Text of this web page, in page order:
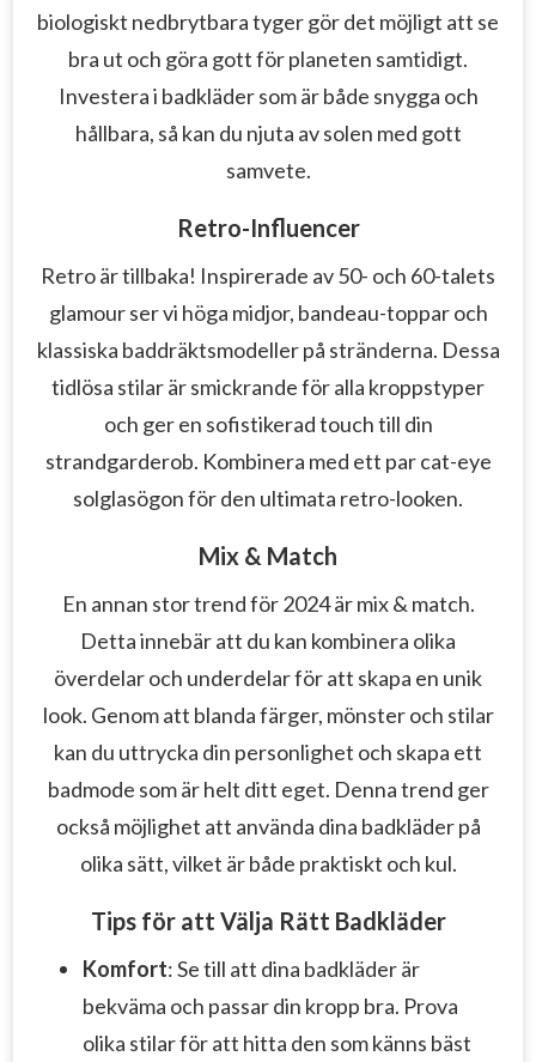
biologiskt nedbrytbara tyger gör det möjligt att se
bra ut och göra gott för planeten samtidigt.
Investera i badkläder som är både snygga och
hållbara, så kan du njuta av solen med gott
samvete.
Retro-Influencer
Retro är tillbaka! Inspirerade av 50- och 60-talets
glamour ser vi höga midjor, bandeau-toppar och
klassiska baddräktsmodeller på stränderna. Dessa
tidlösa stilar är smickrande för alla kroppstyper
och ger en sofistikerad touch till din
strandgarderob. Kombinera med ett par cat-eye
solglasögon för den ultimata retro-looken.
Mix & Match
En annan stor trend för 2024 är mix & match.
Detta innebär att du kan kombinera olika
överdelar och underdelar för att skapa en unik
look. Genom att blanda färger, mönster och stilar
kan du uttrycka din personlighet och skapa ett
badmode som är helt ditt eget. Denna trend ger
också möjlighet att använda dina badkläder på
olika sätt, vilket är både praktiskt och kul.
Tips för att Välja Rätt Badkläder
Komfort: Se till att dina badkläder är
bekväma och passar din kropp bra. Prova
olika stilar för att hitta den som känns bäst